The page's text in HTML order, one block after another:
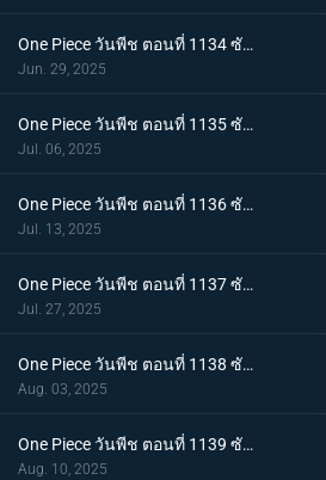
One Piece วันพีช ตอนที่ 1134 ซับไทย ชะตากรรมอันโหดร้าย การตัดสินใจของคุมะผู้เป็นพ่อ
Jun. 29, 2025
One Piece วันพีช ตอนที่ 1135 ซับไทย สู่ทะเลที่พ่ออยู่ อนาคตที่บอนนี่เลือก
Jul. 06, 2025
One Piece วันพีช ตอนที่ 1136 ซับไทย ชีวิตของคุมะ
Jul. 13, 2025
One Piece วันพีช ตอนที่ 1137 ซับไทย ขอโทษนะคุณพ่อ น้ำตาของบอนนี่กับหมัดของคุมะ
Jul. 27, 2025
One Piece วันพีช ตอนที่ 1138 ซับไทย ขอบคุณค่ะ คุณพ่อ โอบกอดแสนอบอุ่นของบอนนี่กับคุมะ
Aug. 03, 2025
One Piece วันพีช ตอนที่ 1139 ซับไทย เอ็กเฮดถูกทำลาย เริ่มต้นบัสเตอร์คอล
Aug. 10, 2025